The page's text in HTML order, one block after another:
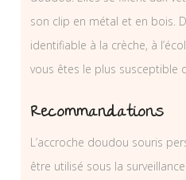
son clip en métal et en bois.
identifiable à la crèche, à
vous êtes le plus susceptible
Recommandations
L’accroche doudou souris
être utilisé sous la